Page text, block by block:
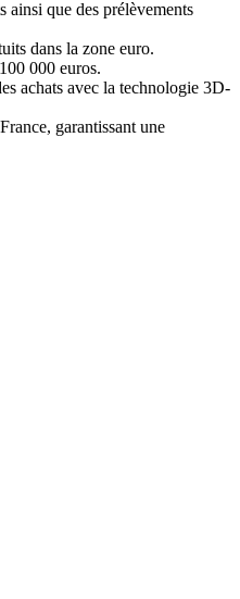
ainsi que des prélèvements
dans la zone euro.
000 euros.
achats avec la technologie 3D-
garantissant une